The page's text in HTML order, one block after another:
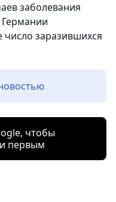
заболевания
заразившихся
чтобы
первым